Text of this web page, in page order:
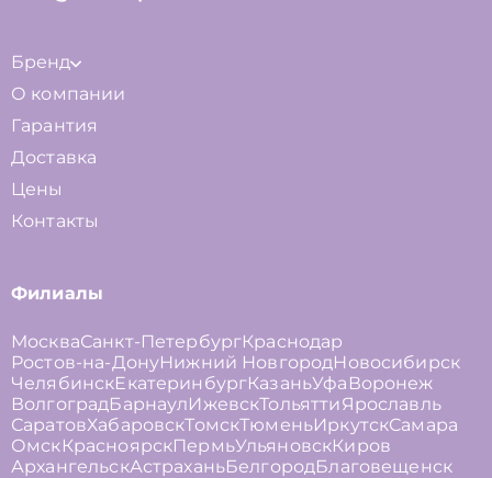
Бренд
О компании
Гарантия
Доставка
Цены
Контакты
Филиалы
МоскваСанкт-ПетербургКраснодар
Ростов-на-ДонуНижний НовгородНовосибирск
ЧелябинскЕкатеринбургКазаньУфа Воронеж
ВолгоградБарнаулИжевскТольяттиЯрославль
СаратовХабаровскТомскТюменьИркутскСамара
ОмскКрасноярскПермьУльяновскКиров
АрхангельскАстраханьБелгородБлаговещенск